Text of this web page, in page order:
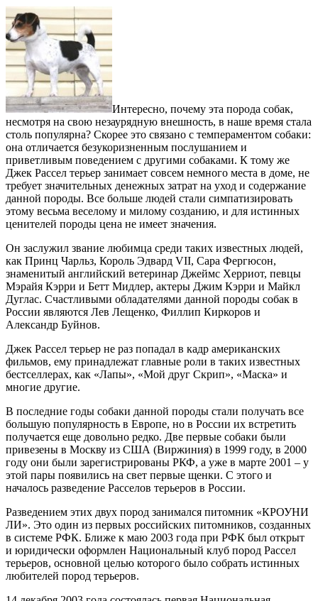
Интересно, почему эта порода собак,
несмотря на свою незаурядную внешность, в наше время стала
столь популярна? Скорее это связано с темпераментом собаки:
она отличается безукоризненным послушанием и
приветливым поведением с другими собаками. К тому же
Джек Рассел терьер занимает совсем немного места в доме, не
требует значительных денежных затрат на уход и содержание
данной породы. Все больше людей стали симпатизировать
этому весьма веселому и милому созданию, и для истинных
ценителей породы цена не имеет значения.
Он заслужил звание любимца среди таких известных людей,
как Принц Чарльз, Король Эдвард VII, Сара Фергюсон,
знаменитый английский ветеринар Джеймс Херриот, певцы
Мэрайя Кэрри и Бетт Мидлер, актеры Джим Кэрри и Майкл
Дуглас. Счастливыми обладателями данной породы собак в
России являются Лев Лещенко, Филлип Киркоров и
Александр Буйнов.
Джек Рассел терьер не раз попадал в кадр американских
фильмов, ему принадлежат главные роли в таких известных
бестселлерах, как «Лапы», «Мой друг Скрип», «Маска» и
многие другие.
В последние годы собаки данной породы стали получать все
большую популярность в Европе, но в России их встретить
получается еще довольно редко. Две первые собаки были
привезены в Москву из США (Виржиния) в 1999 году, в 2000
году они были зарегистрированы РКФ, а уже в марте 2001 – у
этой пары появились на свет первые щенки. С этого и
началось разведение Расселов терьеров в России.
Разведением этих двух пород занимался питомник «КРОУНИ
ЛИ». Это один из первых российских питомников, созданных
в системе РФК. Ближе к маю 2003 года при РФК был открыт
и юридически оформлен Национальный клуб пород Рассел
терьеров, основной целью которого было собрать истинных
любителей пород терьеров.